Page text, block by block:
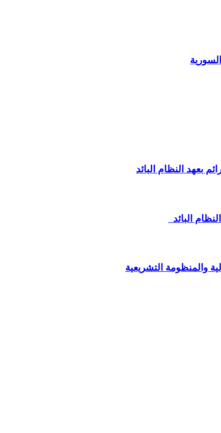
بعهد النظام البائد
البائد
والمنظومة التشريعية